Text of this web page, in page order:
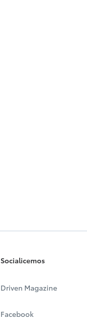
Socialicemos
Driven Magazine
Facebook